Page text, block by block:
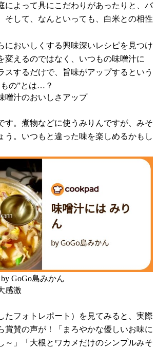
によって具にこだわりがあったりと、バ
そして、なんといっても、白米との相性
においしくする興味深いレシピを見つけ
変えるのではなく、いつもの味噌汁に
スするだけで、旨味がアップするという
の”とは…？
噌汁のおいしさアップ
す。煮物などに使うみりんですが、みそ
う。いつもと違った味を楽しめるかもし
GoGo島みかん
感激
たフォトレポート）を見てみると、実際
賞賛の声が！「まろやかな優しいお味に
～」「大根とワカメだけのシンプルみそ